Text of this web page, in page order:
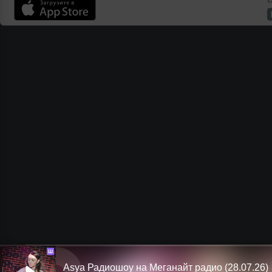
Ш
Asya Радиошоу на Меганайт радио (28.07.26)